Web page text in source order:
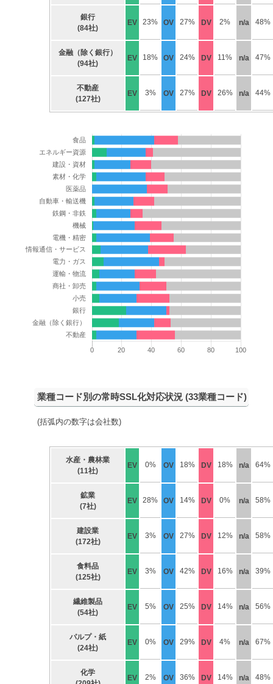
銀行
(84社)
EV 23% OV 27% DV 2% n/a 48%
金融（除く銀行）
(94社)
EV 18% OV 24% DV 11% n/a 47%
不動産
(127社)
EV 3% OV 27% DV 26% n/a 44%
業種コード別の常時SSL化対応状況 (33業種コード)
(括弧内の数字は会社数)
水産・農林業
(11社)
EV 0% OV 18% DV 18% n/a 64%
鉱業
(7社)
EV 28% OV 14% DV 0% n/a 58%
建設業
(172社)
EV 3% OV 27% DV 12% n/a 58%
食料品
(125社)
EV 3% OV 42% DV 16% n/a 39%
繊維製品
(54社)
EV 5% OV 25% DV 14% n/a 56%
パルプ・紙
(24社)
EV 0% OV 29% DV 4% n/a 67%
化学
EV 2% OV 36% DV 14% n/a 48%